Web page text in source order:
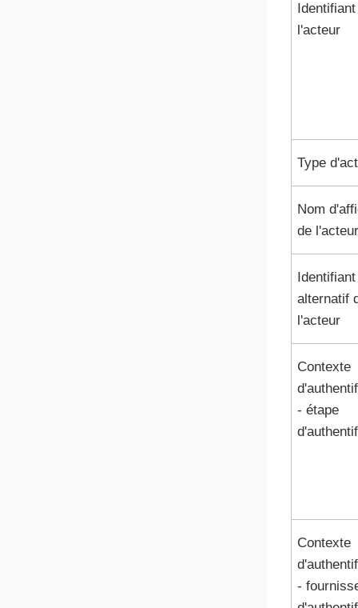
l'acteur
Type
Nom
de l'acteur
Identifiant
alternatif
l'acteur
Contexte
- étape
Contexte
-